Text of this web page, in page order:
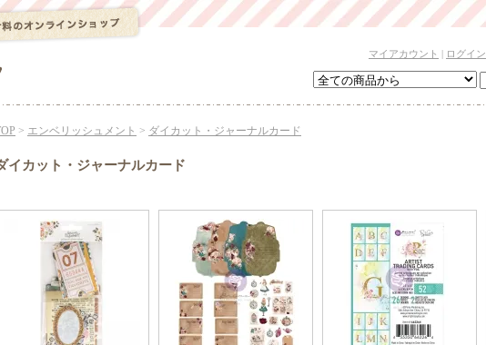
マイアカウント | ログイン
> エンベリッシュメント > ダイカット・ジャーナルカード
イカット・ジャーナルカード